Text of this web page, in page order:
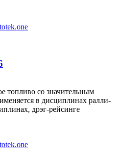
топливо со значительным
в дисциплинах ралли-
дрэг-рейсинге